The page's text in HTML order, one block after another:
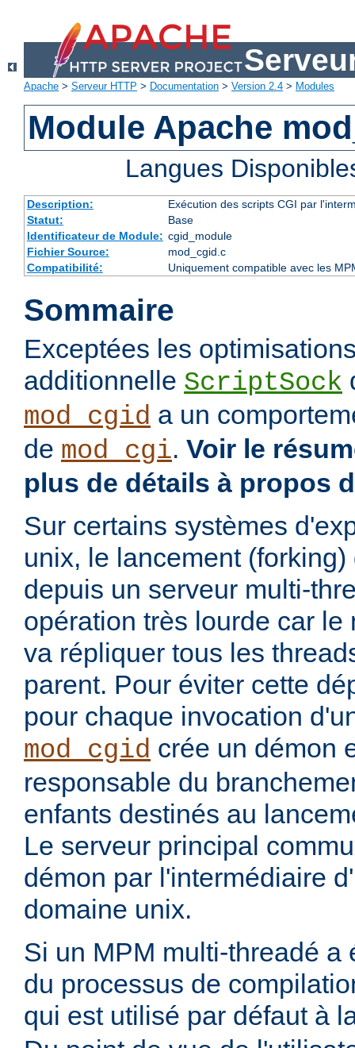
Apache > Serveur HTTP > Documentation > Version 2.4 > Modules
Module Apache
Langues
Description:
Exécution des scripts CGI par
Statut:
Base
Identificateur de Module: cgid_module
Fichier Source:
mod_cgid.c
Compatibilité:
Uniquement compatible avec les
Sommaire
Exceptées les
additionnelle ScriptSock
mod_cgid a un
de mod_cgi. Voir le
plus de détails à propos
Sur certains systèmes
unix, le lancement
depuis un serveur multi-
opération très lourde car
va répliquer tous les
parent. Pour éviter cette
pour chaque invocation
mod_cgid crée un démon
responsable du
enfants destinés au
Le serveur principal
démon par l'intermédiaire
domaine unix.
Si un MPM multi-threadé a
du processus de
qui est utilisé par défaut à